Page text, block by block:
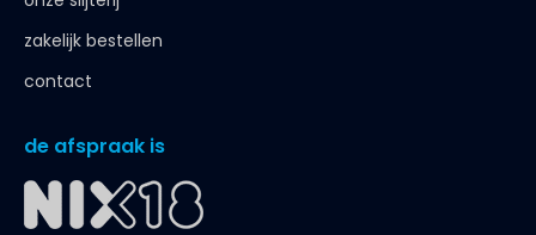
zakelijk bestellen
contact
de afspraak is